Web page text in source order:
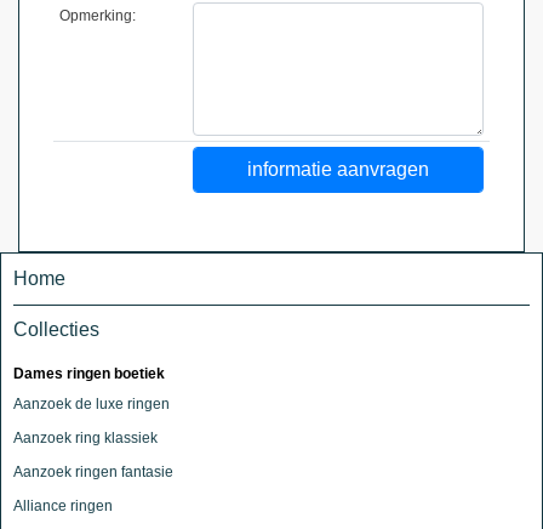
Opmerking:
Home
Collecties
Dames ringen boetiek
Aanzoek de luxe ringen
Aanzoek ring klassiek
Aanzoek ringen fantasie
Alliance ringen